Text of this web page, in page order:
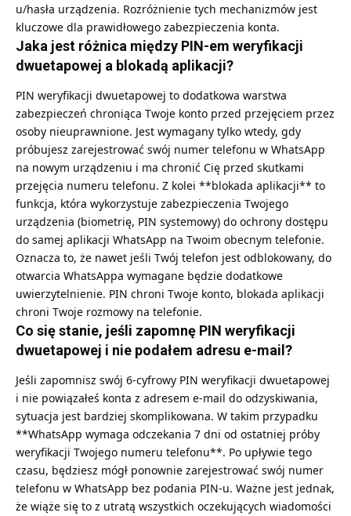
u/hasła urządzenia. Rozróżnienie tych mechanizmów jest
kluczowe dla prawidłowego zabezpieczenia konta.
Jaka jest różnica między PIN-em weryfikacji
dwuetapowej a blokadą aplikacji?
PIN weryfikacji dwuetapowej to dodatkowa warstwa
zabezpieczeń chroniąca Twoje konto przed przejęciem przez
osoby nieuprawnione. Jest wymagany tylko wtedy, gdy
próbujesz zarejestrować swój numer telefonu w WhatsApp
na nowym urządzeniu i ma chronić Cię przed skutkami
przejęcia numeru telefonu. Z kolei **blokada aplikacji** to
funkcja, która wykorzystuje zabezpieczenia Twojego
urządzenia (biometrię, PIN systemowy) do ochrony dostępu
do samej aplikacji WhatsApp na Twoim obecnym telefonie.
Oznacza to, że nawet jeśli Twój telefon jest odblokowany, do
otwarcia WhatsAppa wymagane będzie dodatkowe
uwierzytelnienie. PIN chroni Twoje konto, blokada aplikacji
chroni Twoje rozmowy na telefonie.
Co się stanie, jeśli zapomnę PIN weryfikacji
dwuetapowej i nie podałem adresu e-mail?
Jeśli zapomnisz swój 6-cyfrowy PIN weryfikacji dwuetapowej
i nie powiązałeś konta z adresem e-mail do odzyskiwania,
sytuacja jest bardziej skomplikowana. W takim przypadku
**WhatsApp wymaga odczekania 7 dni od ostatniej próby
weryfikacji Twojego numeru telefonu**. Po upływie tego
czasu, będziesz mógł ponownie zarejestrować swój numer
telefonu w WhatsApp bez podania PIN-u. Ważne jest jednak,
że wiąże się to z utratą wszystkich oczekujących wiadomości